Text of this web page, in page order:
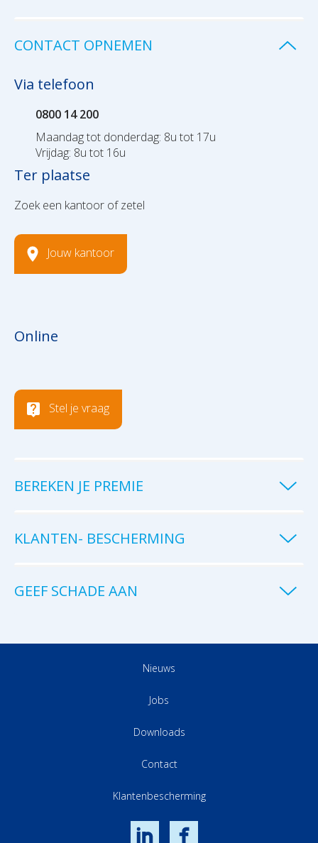
CONTACT OPNEMEN
Via telefoon
0800 14 200
Maandag tot donderdag: 8u tot 17u
Vrijdag: 8u tot 16u
Ter plaatse
Zoek een kantoor of zetel
Jouw kantoor
Online
Stel je vraag
BEREKEN JE PREMIE
KLANTEN- BESCHERMING
GEEF SCHADE AAN
Nieuws
Jobs
Downloads
Contact
Klantenbescherming
LinkedIn